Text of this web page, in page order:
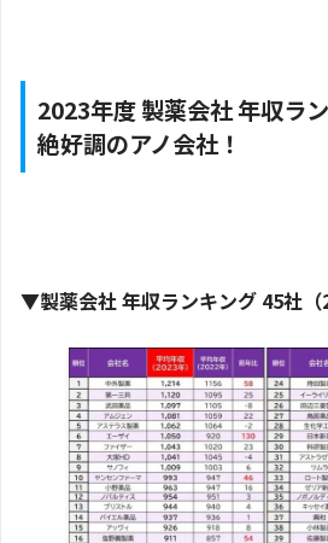
2023年度 製薬会社 年収ラ
絶好調のアノ会社！
▼製薬会社 年収ランキング 45社（